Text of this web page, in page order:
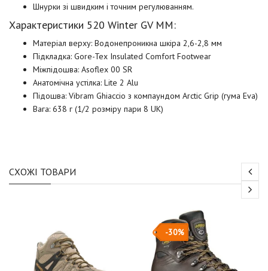
Шнурки зі швидким і точним регулюванням.
Характеристики 520 Winter GV MM:
Матеріал верху: Водонепроникна шкіра 2,6-2,8 мм
Підкладка: Gore-Tex Insulated Comfort Footwear
Міжпідошва: Asoflex 00 SR
Анатомічна устілка: Lite 2 Alu
Підошва: Vibram Ghiaccio з компаундом Arctic Grip (гума Eva)
Вага: 638 г (1/2 розміру пари 8 UK)
СХОЖІ ТОВАРИ
-30%